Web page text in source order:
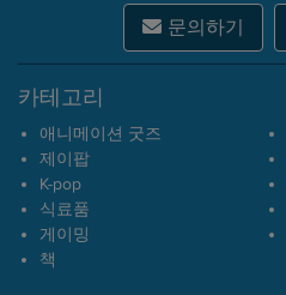
문의하기
카테고리
애니메이션 굿즈
제이팝
K-pop
식료품
게이밍
책